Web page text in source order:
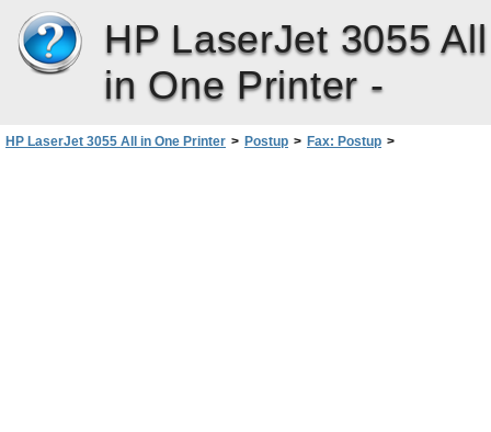
HP LaserJet 3055 All
in One Printer -
HP LaserJet 3055 All in One Printer > Postup > Fax: Postup >